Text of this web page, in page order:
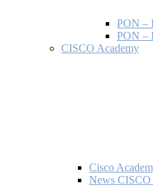
PON –
PON –
CISCO Academy
Cisco
News CISCO